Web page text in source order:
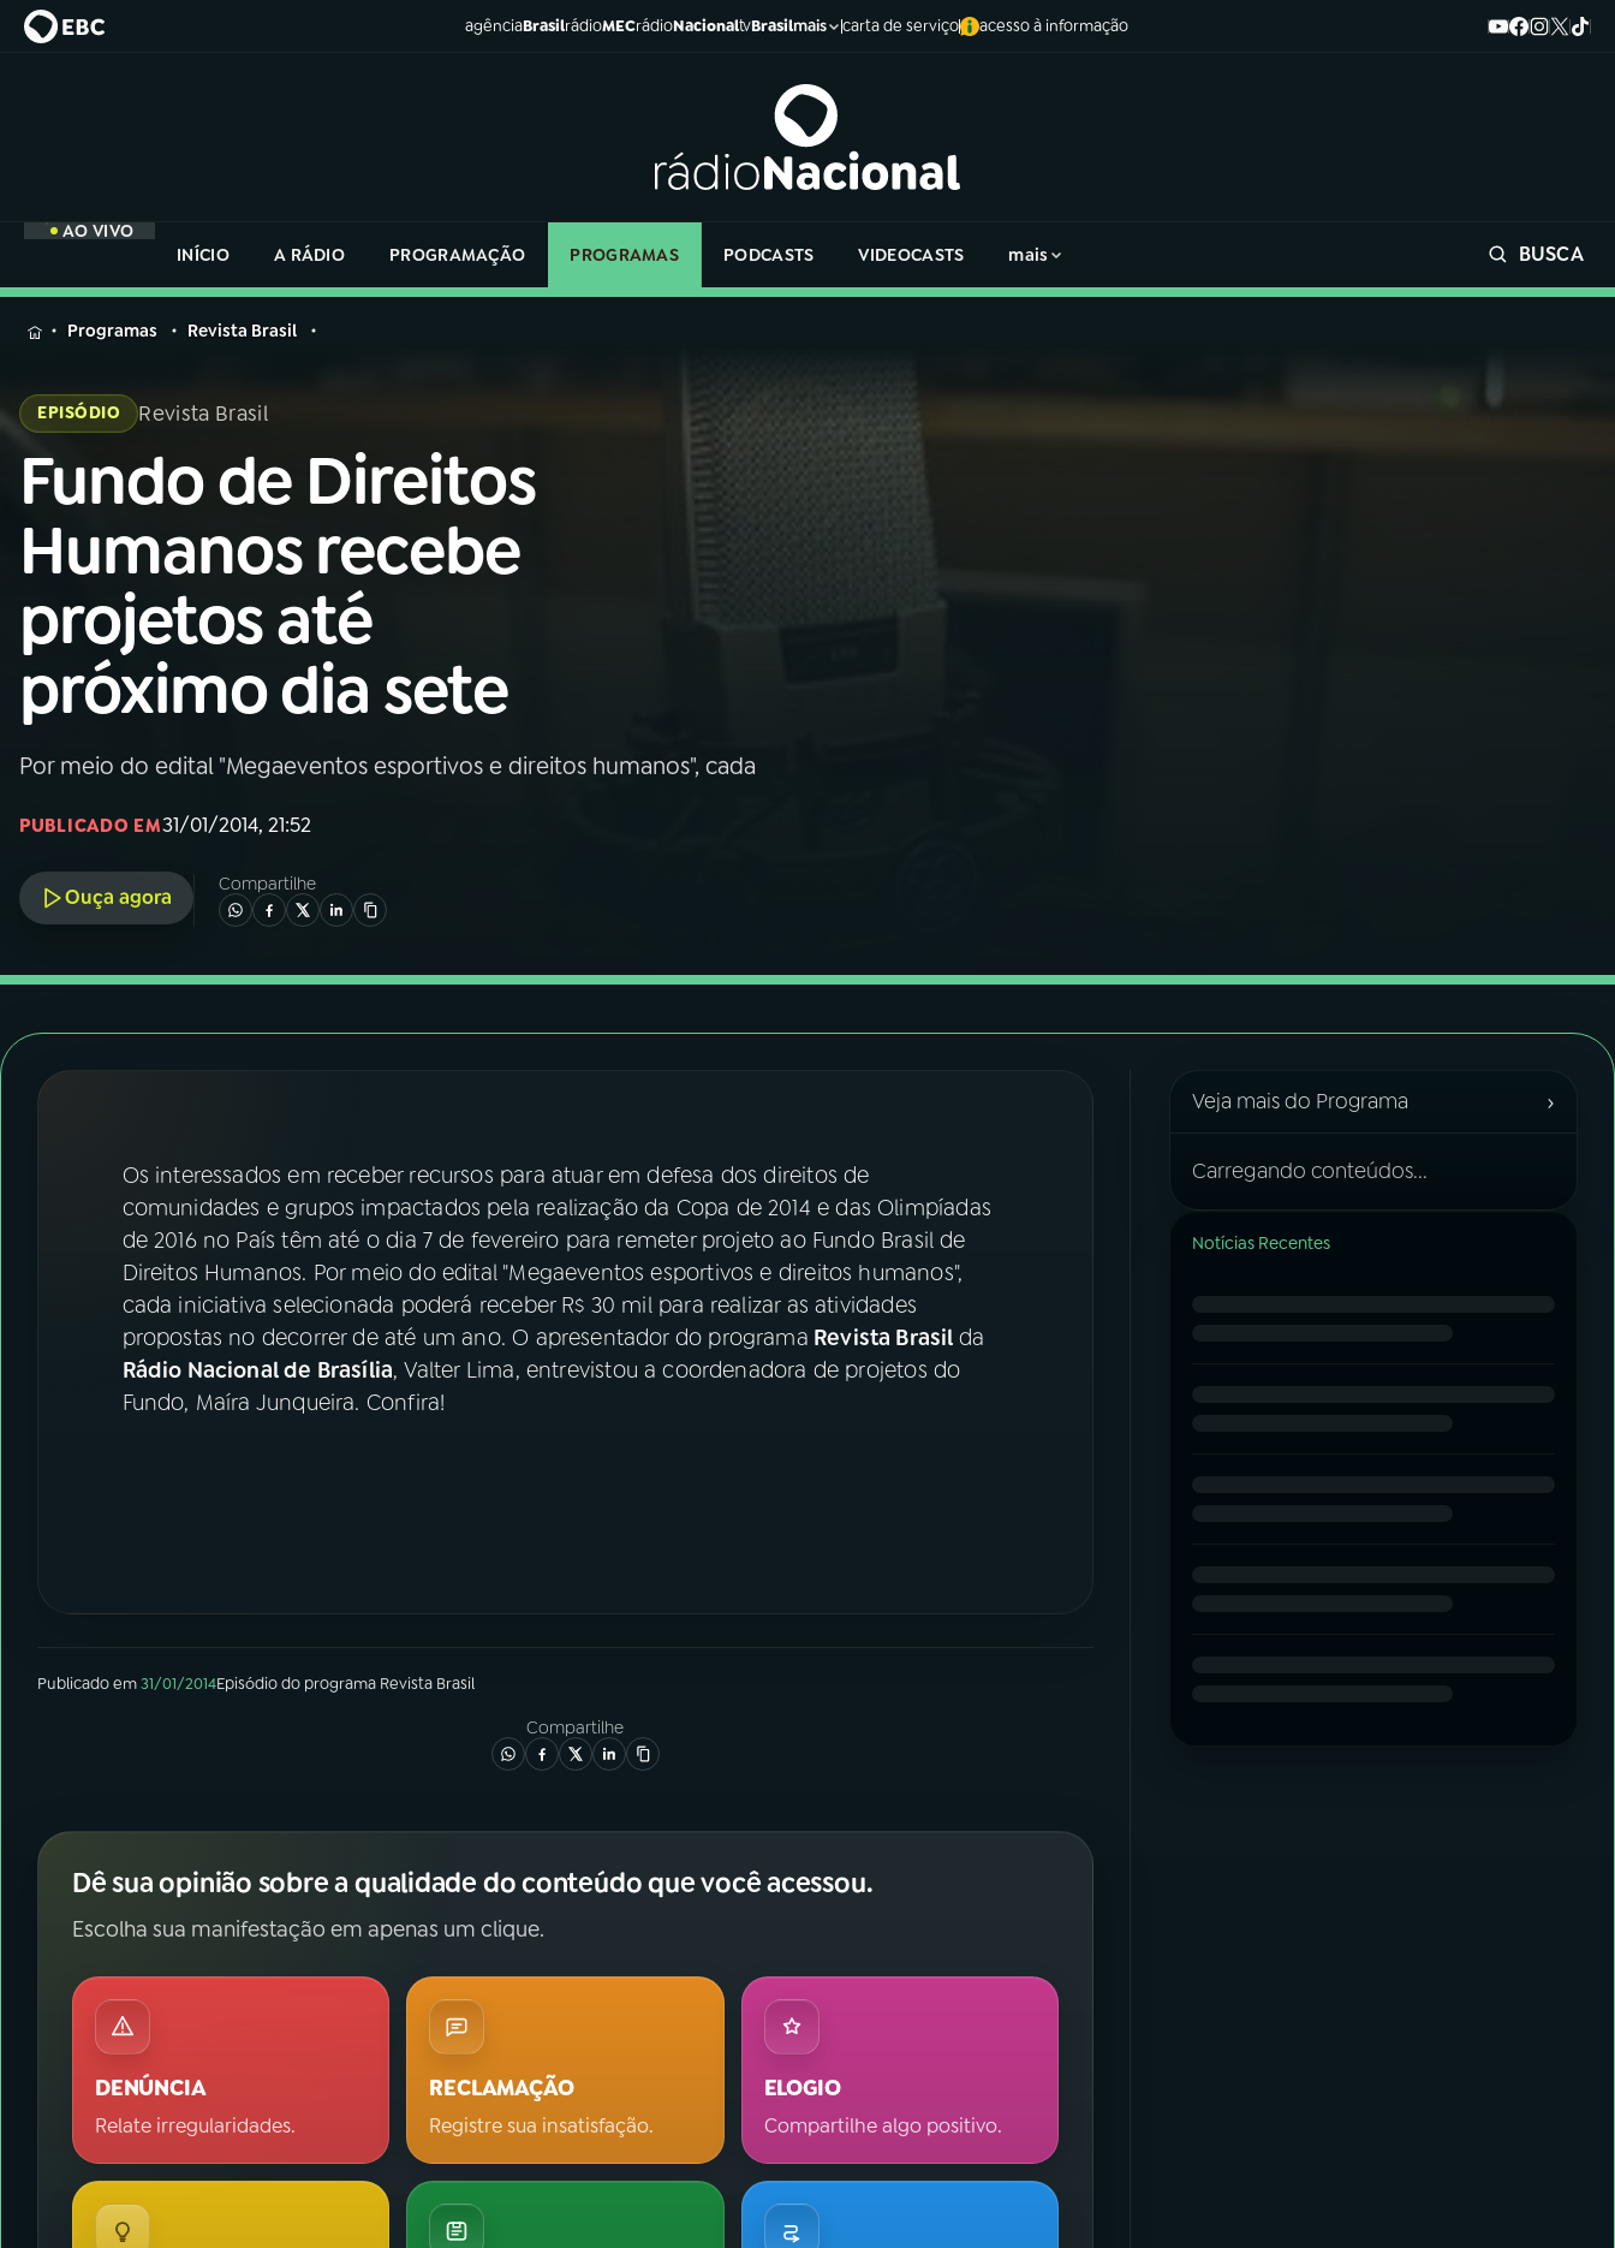
agênciaBrasilrádioMECrádioNacionaltvBrasilmais carta de serviço acesso à informação
AO VIVO
INÍCIO
A RÁDIO PROGRAMAÇÃO PROGRAMAS PODCASTS VIDEOCASTS mais BUSCA
MENU
Buscar
na
Rádio
Nacional
01INÍCIO
02A RÁDIO
03PROGRAMAÇÃO
05PODCASTS
FESTIVAL DE MÚSICA
ACOMPANHE A RÁDIO NACIONAL
Instagram X
na
Rádio
Programas Revista Brasil
EPISÓDIO Revista Brasil
Fundo de Direitos
Humanos recebe
projetos até
próximo dia sete
Por meio do edital "Megaeventos esportivos e direitos humanos", cada
PUBLICADO EM31/01/2014, 21:52
Ouça agora
Compartilhe
Os interessados em receber recursos para atuar em defesa dos direitos de
comunidades e grupos impactados pela realização da Copa de 2014 e das Olimpíadas
de 2016 no País têm até o dia 7 de fevereiro para remeter projeto ao Fundo Brasil de
Direitos Humanos. Por meio do edital "Megaeventos esportivos e direitos humanos",
cada iniciativa selecionada poderá receber R$ 30 mil para realizar as atividades
propostas no decorrer de até um ano. O apresentador do programa Revista Brasil da
Rádio Nacional de Brasília, Valter Lima, entrevistou a coordenadora de projetos do
Fundo, Maíra Junqueira. Confira!
Publicado em31/01/2014Episódiodo programa Revista Brasil
Compartilhe
Dê sua opinião sobre a qualidade do conteúdo que você acessou.
Escolha sua manifestação em apenas um clique.
DENÚNCIA
Relate irregularidades.
RECLAMAÇÃO
Registre sua insatisfação.
ELOGIO
Compartilhe algo positivo.
Veja mais do Programa ›
Carregando conteúdos...
Notícias Recentes